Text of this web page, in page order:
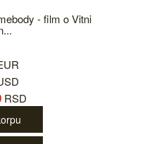
- film o Vitni
RSD